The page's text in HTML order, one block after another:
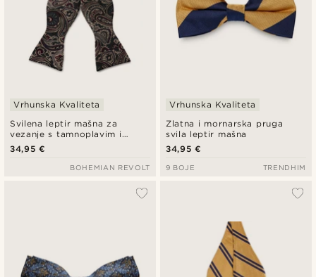
Svilena leptir mašna za
vezanje s tamnoplavim i
tamnozelenim uzorkom
PAISLEY
Vrhunska Kvaliteta
34,95 €
BOHEMIAN REVOLT
Zlatna i mornarska pruga
svila leptir mašna
Vrhunska Kvaliteta
34,95 €
9 BOJE TRENDHIM